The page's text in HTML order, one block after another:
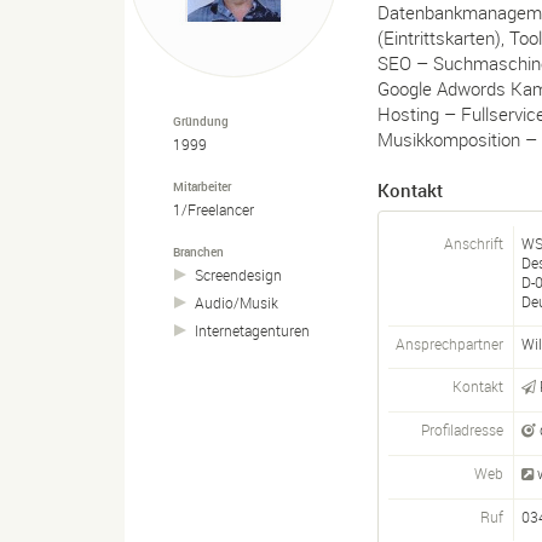
Gründung
1999
Mitarbeiter
1/Freelancer
Branchen
Screendesign
Audio/Musik
Internetagenturen
(Eintrittskarten),
SEO –
Google Adwords
Hosting –
Musikkomposition
Kontakt
Anschrift
D-
Ansprechpartner
Kontakt
Profiladresse
Web
Ruf